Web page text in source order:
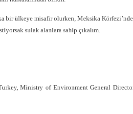
bir ülkeye misafir olurken, Meksika
sulak alanlara sahip çıkalım.
Ministry of Environment General